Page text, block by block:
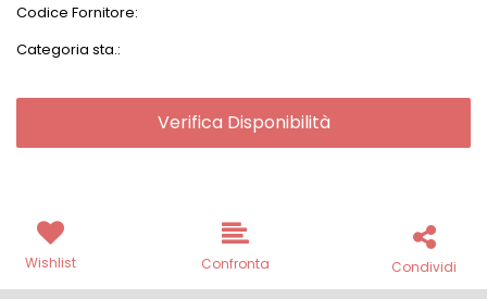
Codice Fornitore:
Categoria sta.:
Verifica Disponibilità
Wishlist Confronta Condividi